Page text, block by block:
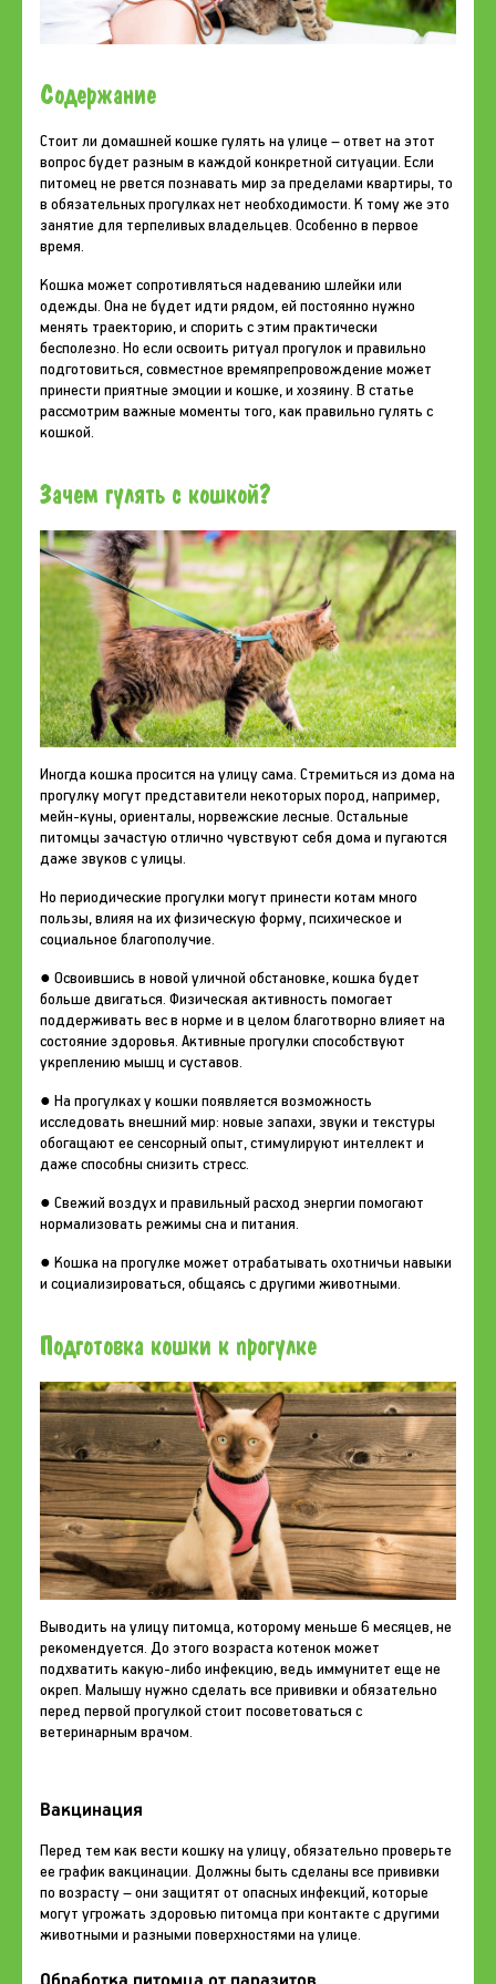
Содержание
Стоит ли домашней кошке гулять на улице – ответ на этот
вопрос будет разным в каждой конкретной ситуации. Если
питомец не рвется познавать мир за пределами квартиры, то
в обязательных прогулках нет необходимости. К тому же это
занятие для терпеливых владельцев. Особенно в первое
время.
Кошка может сопротивляться надеванию шлейки или
одежды. Она не будет идти рядом, ей постоянно нужно
менять траекторию, и спорить с этим практически
бесполезно. Но если освоить ритуал прогулок и правильно
подготовиться, совместное времяпрепровождение может
принести приятные эмоции и кошке, и хозяину. В статье
рассмотрим важные моменты того, как правильно гулять с
кошкой.
Зачем гулять с кошкой?
Иногда кошка просится на улицу сама. Стремиться из дома на
прогулку могут представители некоторых пород, например,
мейн-куны, ориенталы, норвежские лесные. Остальные
питомцы зачастую отлично чувствуют себя дома и пугаются
даже звуков с улицы.
Но периодические прогулки могут принести котам много
пользы, влияя на их физическую форму, психическое и
социальное благополучие.
● Освоившись в новой уличной обстановке, кошка будет
больше двигаться. Физическая активность помогает
поддерживать вес в норме и в целом благотворно влияет на
состояние здоровья. Активные прогулки способствуют
укреплению мышц и суставов.
● На прогулках у кошки появляется возможность
исследовать внешний мир: новые запахи, звуки и текстуры
обогащают ее сенсорный опыт, стимулируют интеллект и
даже способны снизить стресс.
● Свежий воздух и правильный расход энергии помогают
нормализовать режимы сна и питания.
● Кошка на прогулке может отрабатывать охотничьи навыки
и социализироваться, общаясь с другими животными.
Подготовка кошки к прогулке
Выводить на улицу питомца, которому меньше 6 месяцев, не
рекомендуется. До этого возраста котенок может
подхватить какую-либо инфекцию, ведь иммунитет еще не
окреп. Малышу нужно сделать все прививки и обязательно
перед первой прогулкой стоит посоветоваться с
ветеринарным врачом.
Вакцинация
Перед тем как вести кошку на улицу, обязательно проверьте
ее график вакцинации. Должны быть сделаны все прививки
по возрасту – они защитят от опасных инфекций, которые
могут угрожать здоровью питомца при контакте с другими
животными и разными поверхностями на улице.